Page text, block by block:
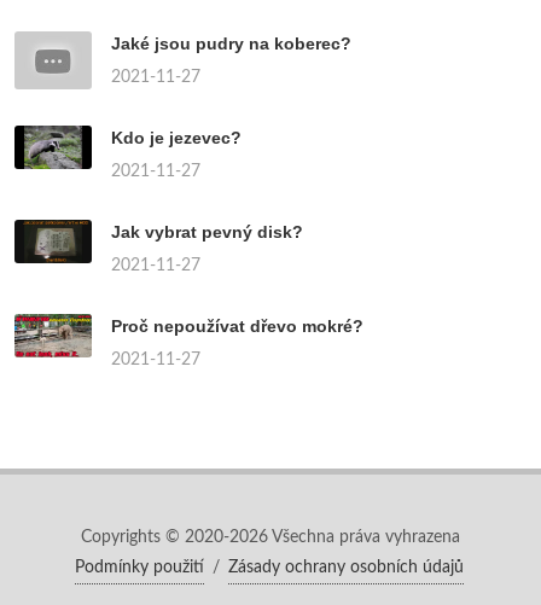
Jaké jsou pudry na koberec?
2021-11-27
Kdo je jezevec?
2021-11-27
Jak vybrat pevný disk?
2021-11-27
Proč nepoužívat dřevo mokré?
2021-11-27
Copyrights © 2020-2026 Všechna práva vyhrazena
Podmínky použití
/ Zásady ochrany osobních údajů